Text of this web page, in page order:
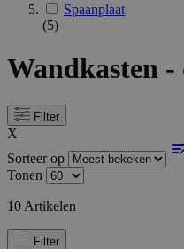
Spaanplaat
(5)
Wandkasten -
Filter
X
Sorteer op
Tonen
10 Artikelen
Filter